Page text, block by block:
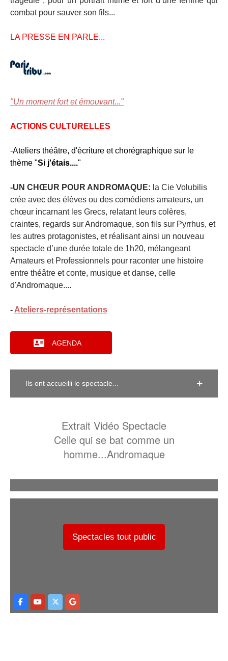
combat pour sauver son fils...
LA PRESSE EN PARLE...
"Un moment fort et émouvant..."
ACTIONS CULTURELLES
-Ateliers théâtre, d'écriture et chorégraphique sur le
thème "Si j'étais...."
-UN CHŒUR POUR ANDROMAQUE: la Cie Volubilis
crée avec des élèves ou des comédiens amateurs, un
chœur incarnant les Grecs, relatant leurs colères,
craintes, regards sur Andromaque, son fils sur Pyrrhus, et
les autres protagonistes, et réalisant ainsi un nouveau
spectacle d’une durée totale de 1h20, mélangeant
Amateurs et Professionnels pour raconter une histoire
entre théâtre et conte, musique et danse, celle
d'Andromaque....
-Ateliers-représentations
AGENDA
Ils ont accueilli le spectacle...
Extrait Vidéo Spectacle
Celle qui se bat comme un
homme...Andromaque
Spectacles tout public